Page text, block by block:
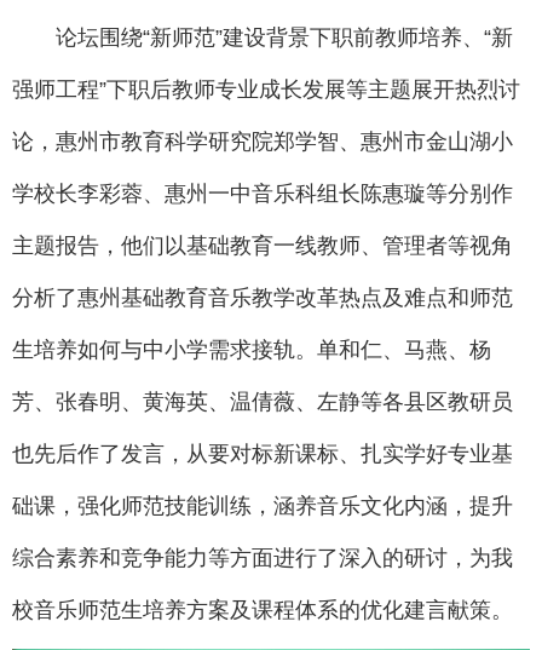
论坛围绕“新师范”建设背景下职前教师培养、“新
强师工程”下职后教师专业成长发展等主题展开热烈讨
论，惠州市教育科学研究院郑学智、惠州市金山湖小
学校长李彩蓉、惠州一中音乐科组长陈惠璇等分别作
主题报告，他们以基础教育一线教师、管理者等视角
分析了惠州基础教育音乐教学改革热点及难点和师范
生培养如何与中小学需求接轨。单和仁、马燕、杨
芳、张春明、黄海英、温倩薇、左静等各县区教研员
也先后作了发言，从要对标新课标、扎实学好专业基
础课，强化师范技能训练，涵养音乐文化内涵，提升
综合素养和竞争能力等方面进行了深入的研讨，为我
校音乐师范生培养方案及课程体系的优化建言献策。